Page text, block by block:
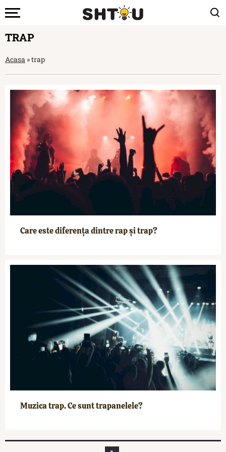
TRAP
Acasa »trap
Care este diferența dintre rap și trap?
Muzica trap. Ce sunt trapanelele?